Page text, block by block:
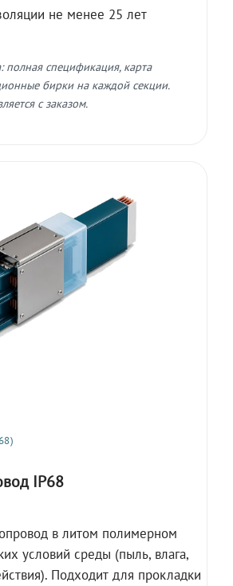
не менее 25 лет
спецификация, карта
бирки на каждой секции.
с заказом.
IP68
в литом полимерном
условий среды (пыль, влага,
Подходит для прокладки